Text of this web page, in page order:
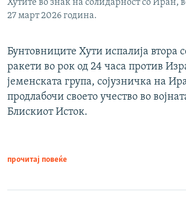
Хутите во знак на солидарност со Иран,
27 март 2026 година.
Бунтовниците Хути испалија втора
ракети во рок од 24 часа против
јеменската група, сојузничка на
продлабочи своето учество во
Блискиот Исток.
прочитај повеќе